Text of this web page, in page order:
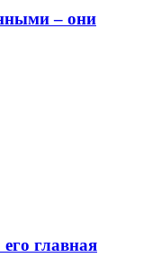
– они
главная